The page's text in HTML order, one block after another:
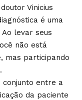
Vinicius
é uma
levar seus
não está
mas participando
conjunto entre a
da paciente